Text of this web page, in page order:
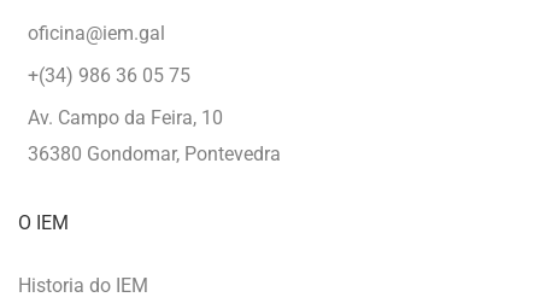
oficina@iem.gal
+(34) 986 36 05 75
Av. Campo da Feira, 10
36380 Gondomar, Pontevedra
O IEM
Historia do IEM